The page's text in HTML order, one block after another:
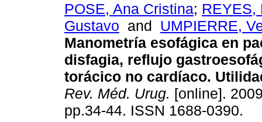
POSE, Ana Cristina; REYES,
Gustavo and UMPIERRE,
Manometría esofágica en
disfagia, reflujo
torácico no cardíaco.
Rev. Méd. Urug. [online].
pp.34-44. ISSN 1688-0390.